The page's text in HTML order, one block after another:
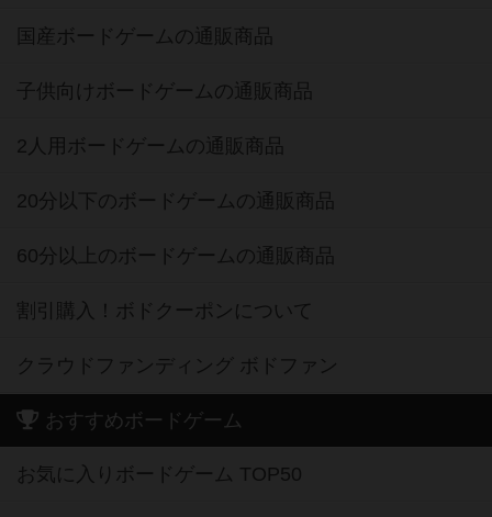
国産ボードゲームの通販商品
子供向けボードゲームの通販商品
2人用ボードゲームの通販商品
20分以下のボードゲームの通販商品
60分以上のボードゲームの通販商品
割引購入！ボドクーポンについて
クラウドファンディング ボドファン
おすすめボードゲーム
お気に入りボードゲーム TOP50